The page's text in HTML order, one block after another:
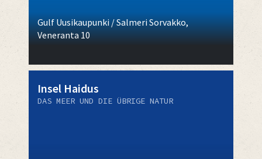
Gulf Uusikaupunki / Salmeri Sorvakko,
Veneranta 10
Insel Haidus
DAS MEER UND DIE ÜBRIGE NATUR